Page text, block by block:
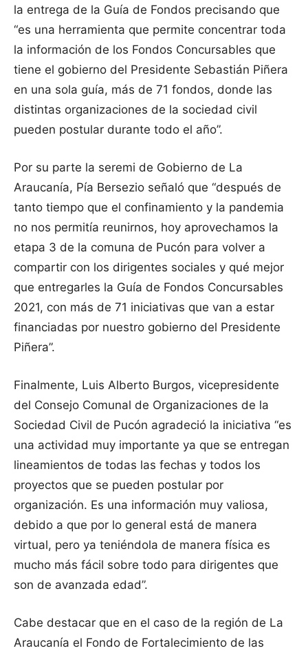
la entrega de la Guía de Fondos precisando que
“es una herramienta que permite concentrar toda
la información de los Fondos Concursables que
tiene el gobierno del Presidente Sebastián Piñera
en una sola guía, más de 71 fondos, donde las
distintas organizaciones de la sociedad civil
pueden postular durante todo el año”.
Por su parte la seremi de Gobierno de La
Araucanía, Pía Bersezio señaló que “después de
tanto tiempo que el confinamiento y la pandemia
no nos permitía reunirnos, hoy aprovechamos la
etapa 3 de la comuna de Pucón para volver a
compartir con los dirigentes sociales y qué mejor
que entregarles la Guía de Fondos Concursables
2021, con más de 71 iniciativas que van a estar
financiadas por nuestro gobierno del Presidente
Piñera”.
Finalmente, Luis Alberto Burgos, vicepresidente
del Consejo Comunal de Organizaciones de la
Sociedad Civil de Pucón agradeció la iniciativa “es
una actividad muy importante ya que se entregan
lineamientos de todas las fechas y todos los
proyectos que se pueden postular por
organización. Es una información muy valiosa,
debido a que por lo general está de manera
virtual, pero ya teniéndola de manera física es
mucho más fácil sobre todo para dirigentes que
son de avanzada edad”.
Cabe destacar que en el caso de la región de La
Araucanía el Fondo de Fortalecimiento de las